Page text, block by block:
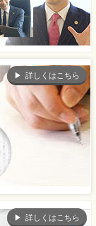
詳しくはこちら
詳しくはこちら